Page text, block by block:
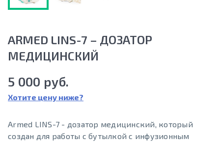
ARMED LINS-7 – ДОЗАТОР
МЕДИЦИНСКИЙ
5 000 руб.
Хотите цену ниже?
Armed LINS-7 - дозатор медицинский, который
создан для работы с бутылкой с инфузионным